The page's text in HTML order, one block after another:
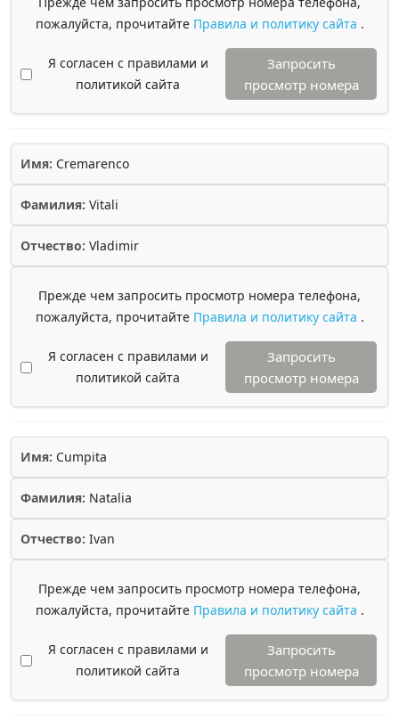
пожалуйста, прочитайте Правила и политику сайта .
Я согласен с правилами и
политикой сайта
Запросить
просмотр номера
Имя: Cremarenco
Фамилия: Vitali
Отчество: Vladimir
Прежде чем запросить просмотр номера телефона,
пожалуйста, прочитайте Правила и политику сайта .
Я согласен с правилами и
политикой сайта
Запросить
просмотр номера
Имя: Cumpita
Фамилия: Natalia
Отчество: Ivan
Прежде чем запросить просмотр номера телефона,
пожалуйста, прочитайте Правила и политику сайта .
Я согласен с правилами и
политикой сайта
Запросить
просмотр номера